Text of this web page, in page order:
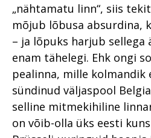
„nähtamatu linn“, siis
mõjub lõbusa absurdina,
– ja lõpuks harjub sellega
enam tähelegi. Ehk ongi
pealinna, mille kolmandik
sündinud väljaspool
selline mitme­kihiline
on võib-olla üks eesti